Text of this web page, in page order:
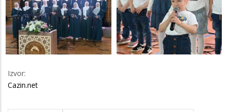
Izvor:
Cazin.net